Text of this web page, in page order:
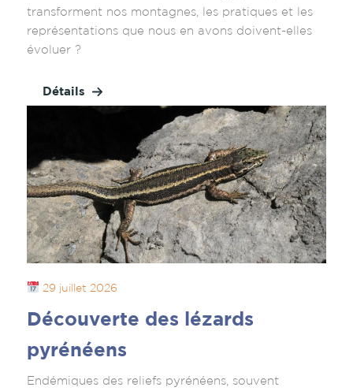
transforment nos montagnes, les pratiques et les
représentations que nous en avons doivent-elles
évoluer ?
Détails
29 juillet 2026
Découverte des lézards
pyrénéens
Endémiques des reliefs pyrénéens, souvent